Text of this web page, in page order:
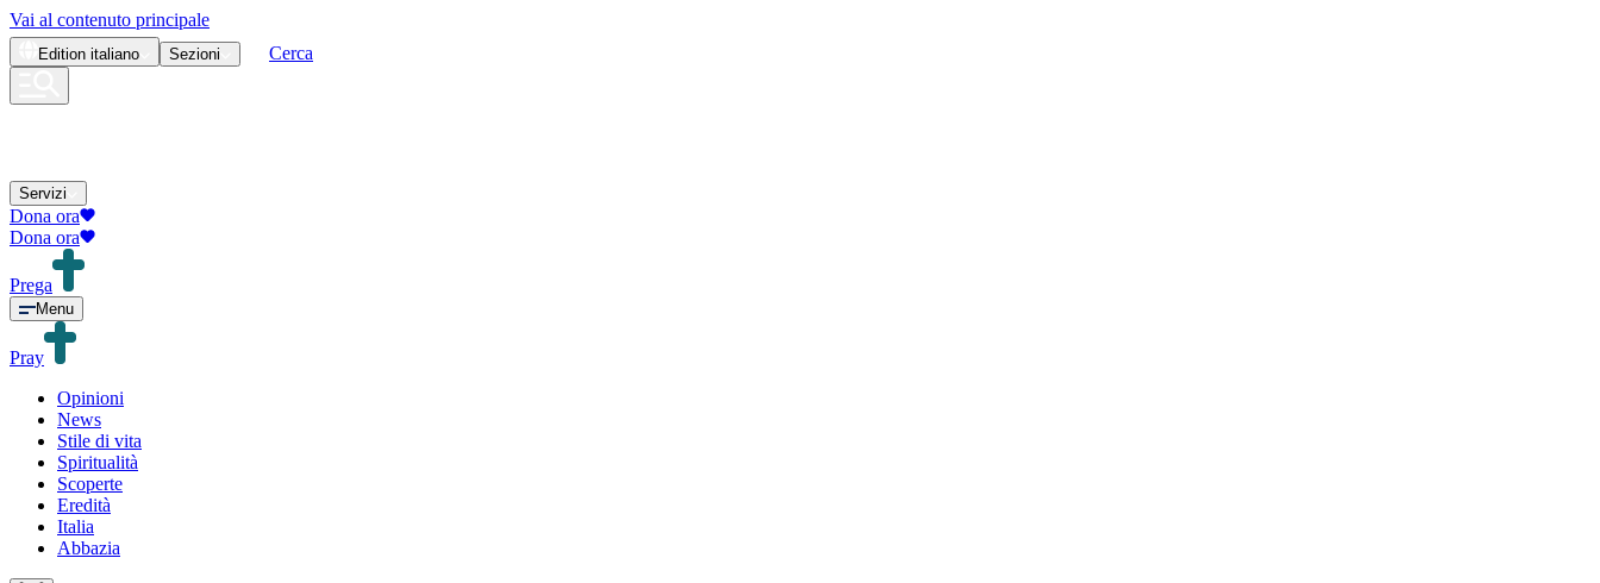
Vai al contenuto principale
Edition italiano Sezioni Cerca
Servizi
Dona ora
Dona ora
Prega
Menu
Pray
Opinioni
News
Stile di vita
Spiritualità
Scoperte
Eredità
Italia
Abbazia